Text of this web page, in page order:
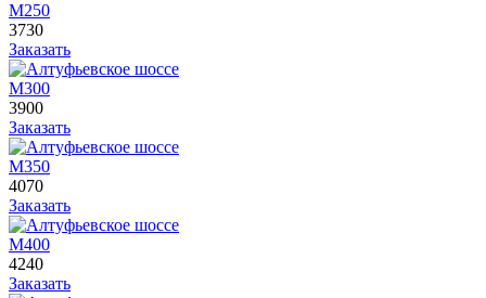
М250
3730
Заказать
М300
3900
Заказать
М350
4070
Заказать
М400
4240
Заказать